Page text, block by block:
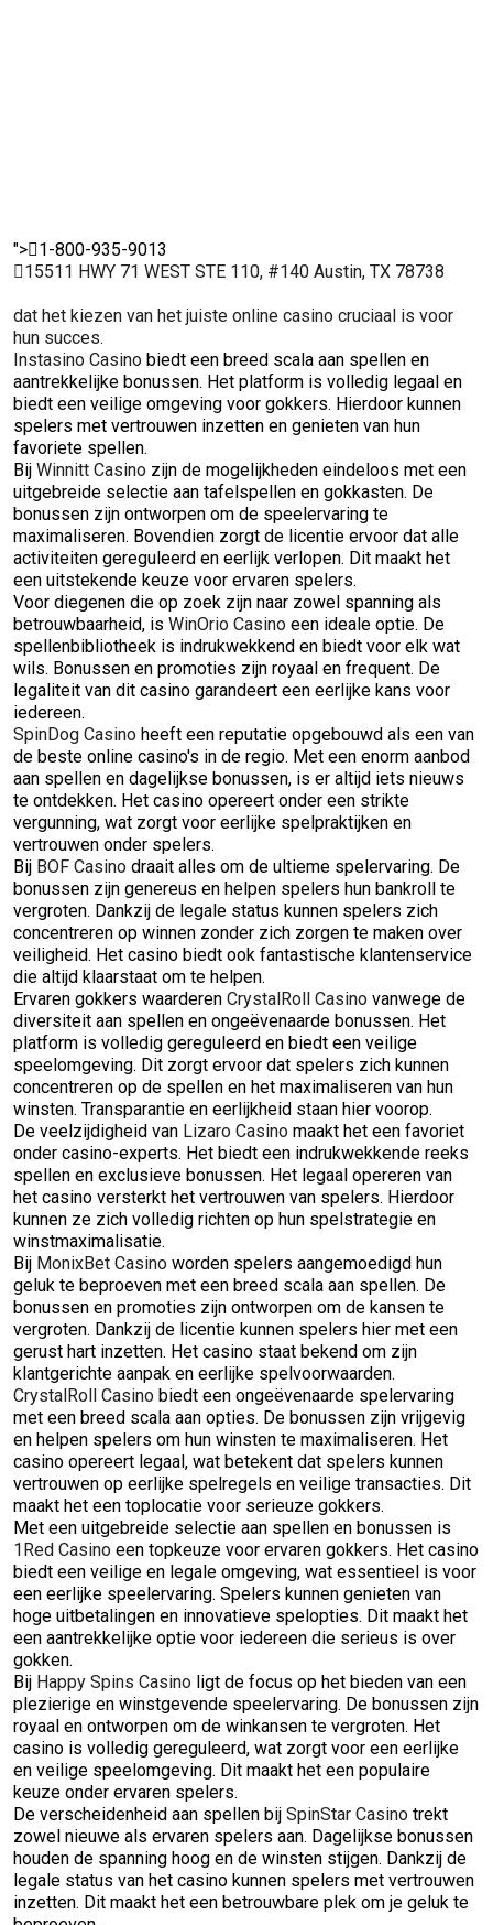
"> 1-800-935-9013
15511 HWY 71 WEST STE 110, #140 Austin, TX 78738
dat het kiezen van het juiste online casino cruciaal is voor
hun succes.
Instasino Casino biedt een breed scala aan spellen en
aantrekkelijke bonussen. Het platform is volledig legaal en
biedt een veilige omgeving voor gokkers. Hierdoor kunnen
spelers met vertrouwen inzetten en genieten van hun
favoriete spellen.
Bij Winnitt Casino zijn de mogelijkheden eindeloos met een
uitgebreide selectie aan tafelspellen en gokkasten. De
bonussen zijn ontworpen om de speelervaring te
maximaliseren. Bovendien zorgt de licentie ervoor dat alle
activiteiten gereguleerd en eerlijk verlopen. Dit maakt het
een uitstekende keuze voor ervaren spelers.
Voor diegenen die op zoek zijn naar zowel spanning als
betrouwbaarheid, is WinOrio Casino een ideale optie. De
spellenbibliotheek is indrukwekkend en biedt voor elk wat
wils. Bonussen en promoties zijn royaal en frequent. De
legaliteit van dit casino garandeert een eerlijke kans voor
iedereen.
SpinDog Casino heeft een reputatie opgebouwd als een van
de beste online casino's in de regio. Met een enorm aanbod
aan spellen en dagelijkse bonussen, is er altijd iets nieuws
te ontdekken. Het casino opereert onder een strikte
vergunning, wat zorgt voor eerlijke spelpraktijken en
vertrouwen onder spelers.
Bij BOF Casino draait alles om de ultieme spelervaring. De
bonussen zijn genereus en helpen spelers hun bankroll te
vergroten. Dankzij de legale status kunnen spelers zich
concentreren op winnen zonder zich zorgen te maken over
veiligheid. Het casino biedt ook fantastische klantenservice
die altijd klaarstaat om te helpen.
Ervaren gokkers waarderen CrystalRoll Casino vanwege de
diversiteit aan spellen en ongeëvenaarde bonussen. Het
platform is volledig gereguleerd en biedt een veilige
speelomgeving. Dit zorgt ervoor dat spelers zich kunnen
concentreren op de spellen en het maximaliseren van hun
winsten. Transparantie en eerlijkheid staan hier voorop.
De veelzijdigheid van Lizaro Casino maakt het een favoriet
onder casino-experts. Het biedt een indrukwekkende reeks
spellen en exclusieve bonussen. Het legaal opereren van
het casino versterkt het vertrouwen van spelers. Hierdoor
kunnen ze zich volledig richten op hun spelstrategie en
winstmaximalisatie.
Bij MonixBet Casino worden spelers aangemoedigd hun
geluk te beproeven met een breed scala aan spellen. De
bonussen en promoties zijn ontworpen om de kansen te
vergroten. Dankzij de licentie kunnen spelers hier met een
gerust hart inzetten. Het casino staat bekend om zijn
klantgerichte aanpak en eerlijke spelvoorwaarden.
CrystalRoll Casino biedt een ongeëvenaarde spelervaring
met een breed scala aan opties. De bonussen zijn vrijgevig
en helpen spelers om hun winsten te maximaliseren. Het
casino opereert legaal, wat betekent dat spelers kunnen
vertrouwen op eerlijke spelregels en veilige transacties. Dit
maakt het een toplocatie voor serieuze gokkers.
Met een uitgebreide selectie aan spellen en bonussen is
1Red Casino een topkeuze voor ervaren gokkers. Het casino
biedt een veilige en legale omgeving, wat essentieel is voor
een eerlijke speelervaring. Spelers kunnen genieten van
hoge uitbetalingen en innovatieve spelopties. Dit maakt het
een aantrekkelijke optie voor iedereen die serieus is over
gokken.
Bij Happy Spins Casino ligt de focus op het bieden van een
plezierige en winstgevende speelervaring. De bonussen zijn
royaal en ontworpen om de winkansen te vergroten. Het
casino is volledig gereguleerd, wat zorgt voor een eerlijke
en veilige speelomgeving. Dit maakt het een populaire
keuze onder ervaren spelers.
De verscheidenheid aan spellen bij SpinStar Casino trekt
zowel nieuwe als ervaren spelers aan. Dagelijkse bonussen
houden de spanning hoog en de winsten stijgen. Dankzij de
legale status van het casino kunnen spelers met vertrouwen
inzetten. Dit maakt het een betrouwbare plek om je geluk te